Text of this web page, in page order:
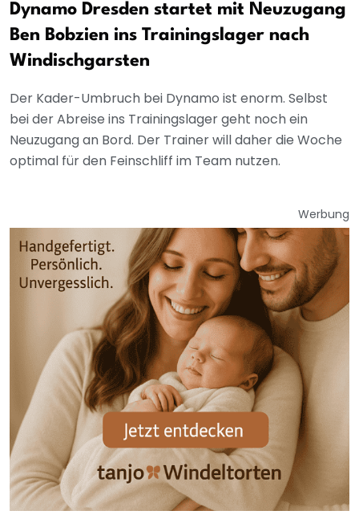
Dynamo Dresden startet mit Neuzugang
Ben Bobzien ins Trainingslager nach
Windischgarsten
Der Kader-Umbruch bei Dynamo ist enorm. Selbst
bei der Abreise ins Trainingslager geht noch ein
Neuzugang an Bord. Der Trainer will daher die Woche
optimal für den Feinschliff im Team nutzen.
Werbung